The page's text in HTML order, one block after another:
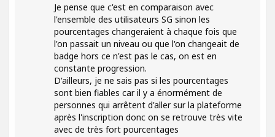
Je pense que c'est en comparaison avec
l'ensemble des utilisateurs SG sinon les
pourcentages changeraient à chaque fois que
l'on passait un niveau ou que l'on changeait de
badge hors ce n'est pas le cas, on est en
constante progression.
D'ailleurs, je ne sais pas si les pourcentages
sont bien fiables car il y a énormément de
personnes qui arrêtent d'aller sur la plateforme
après l'inscription donc on se retrouve très vite
avec de très fort pourcentages